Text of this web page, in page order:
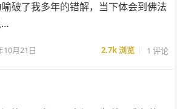
破了我多年的错解，当下体会到佛法
…
10月21日 2.7k浏览 1 评论